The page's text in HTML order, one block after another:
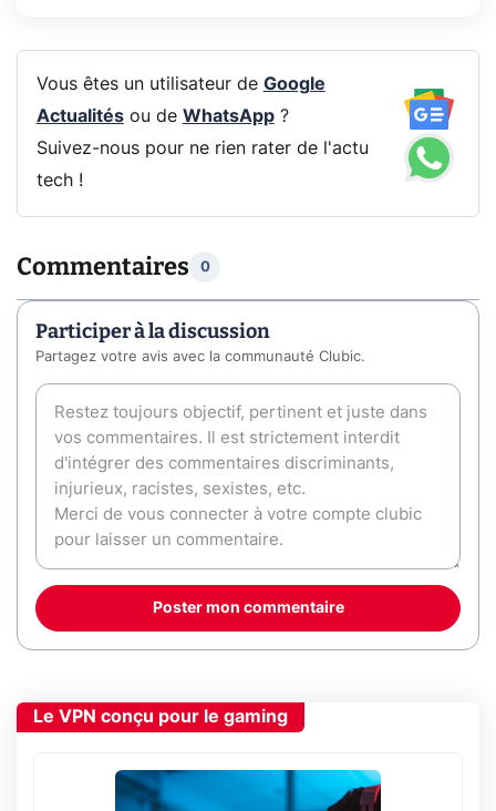
Vous êtes un utilisateur de Google
Actualitésou de WhatsApp?
Suivez-nous pour ne rien rater de l'actu
tech !
Commentaires 0
Participer à la discussion
Partagez votre avis avec la communauté Clubic.
Poster mon commentaire
Le VPN conçu pour le gaming